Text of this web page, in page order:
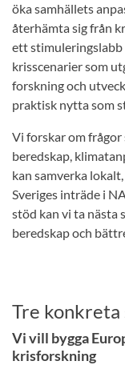
öka samhällets
återhämta sig från
ett
krisscenarier som
forskning och
praktisk nytta som
Vi forskar om frågor
beredskap,
kan samverka
Sveriges inträde i
stöd kan vi ta nästa
beredskap och
Tre konkreta
Vi vill bygga
krisforskning